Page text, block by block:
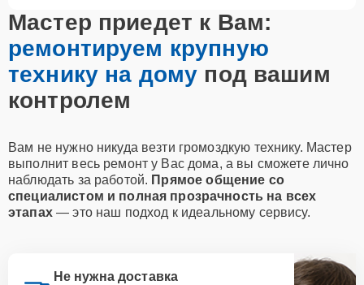
Мастер приедет к Вам:
ремонтируем крупную
технику на дому под вашим
контролем
Вам не нужно никуда везти громоздкую технику. Мастер
выполнит весь ремонт у Вас дома, а вы сможете лично
наблюдать за работой. Прямое общение со
специалистом и полная прозрачность на всех
этапах— это наш подход к идеальному сервису.
Не нужна доставка